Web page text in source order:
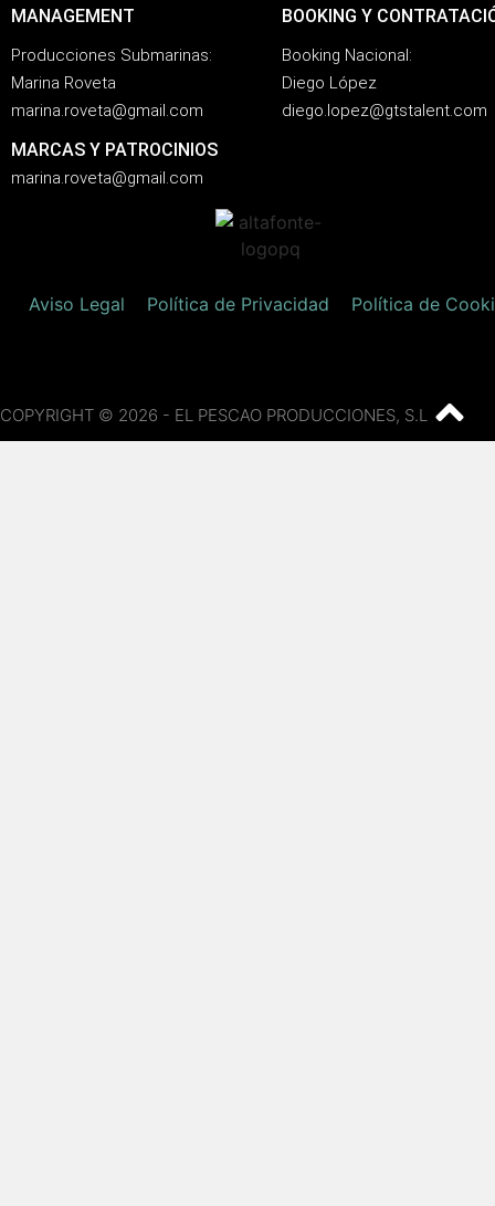
MANAGEMENT
Producciones Submarinas:
Marina Roveta
marina.roveta@gmail.com
MARCAS Y PATROCINIOS
marina.roveta@gmail.com
BOOKING Y
Booking Nacional:
Diego López
diego.lopez@gtstalent.com
Aviso Legal Política de Privacidad Política de
COPYRIGHT © 2026 - EL PESCAO PRODUCCIONES, S.L